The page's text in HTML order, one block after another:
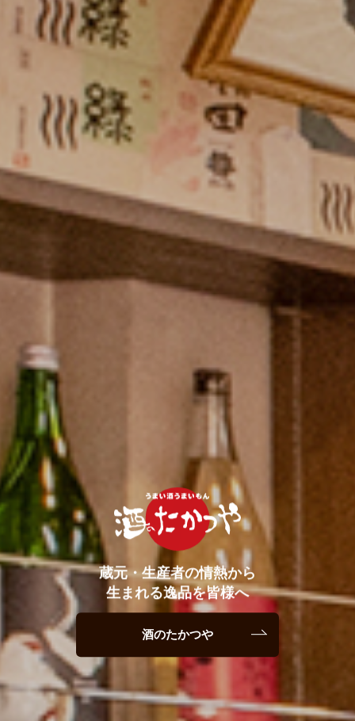
蔵元・生産者の情熱から
生まれる逸品を皆様へ
酒のたかつや